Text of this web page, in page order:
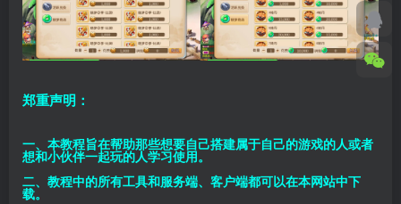
郑重声明：
一、本教程旨在帮助那些想要自己搭建属于自己的游戏的人或者
想和小伙伴一起玩的人学习使用。
二、教程中的所有工具和服务端、客户端都可以在本网站中下
载。